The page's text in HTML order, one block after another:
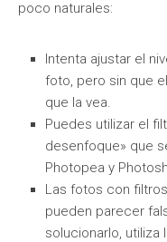
poco naturales:
Intenta ajustar el
foto, pero sin que
que la vea.
Puedes utilizar el
desenfoque» que
Photopea y
Las fotos con
pueden parecer
solucionarlo, utiliza